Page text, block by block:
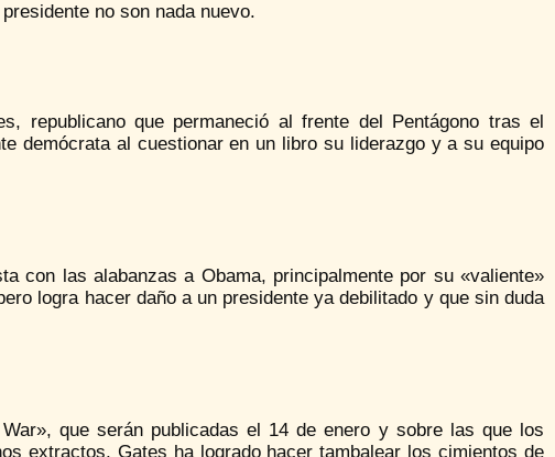
no son nada nuevo.
republicano que permaneció al frente del Pentágono tras el
demócrata al cuestionar en un libro su liderazgo y a su equipo
con las alabanzas a Obama, principalmente por su «valiente»
logra hacer daño a un presidente ya debilitado y que sin duda
que serán publicadas el 14 de enero y sobre las que los
extractos, Gates ha logrado hacer tambalear los cimientos de